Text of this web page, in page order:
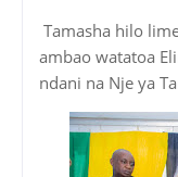
Tamasha hilo
ambao watatoa
ndani na Nje ya